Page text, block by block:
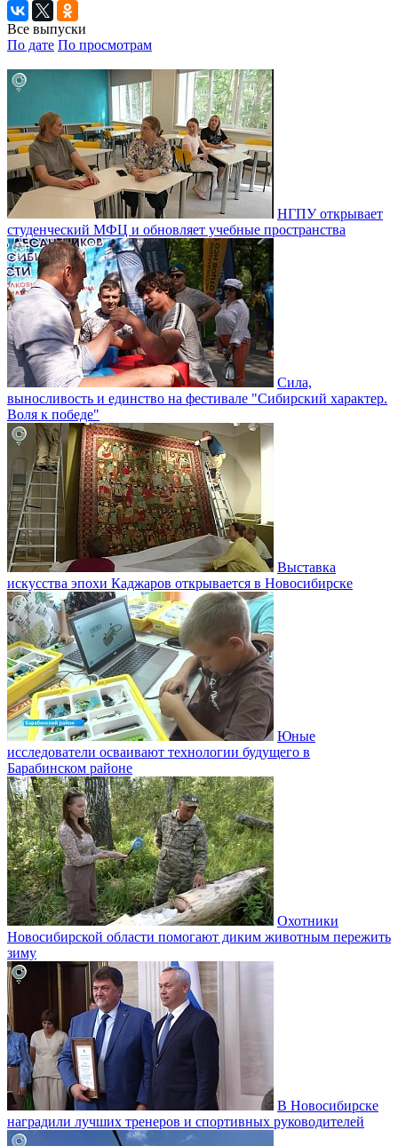
Все выпуски
По дате По просмотрам
НГПУ открывает
студенческий МФЦ и обновляет учебные пространства
Сила,
выносливость и единство на фестивале "Сибирский характер.
Воля к победе"
Выставка
искусства эпохи Каджаров открывается в Новосибирске
Юные
исследователи осваивают технологии будущего в
Барабинском районе
Охотники
Новосибирской области помогают диким животным пережить
зиму
В Новосибирске
наградили лучших тренеров и спортивных руководителей